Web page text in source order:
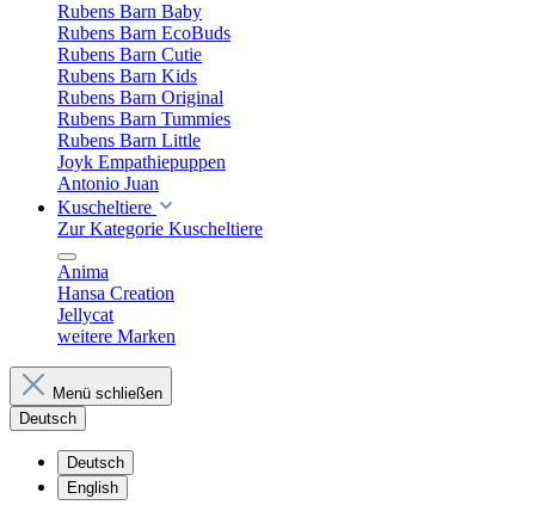
Rubens Barn Baby
Rubens Barn EcoBuds
Rubens Barn Cutie
Rubens Barn Kids
Rubens Barn Original
Rubens Barn Tummies
Rubens Barn Little
Joyk Empathiepuppen
Antonio Juan
Kuscheltiere
Zur Kategorie Kuscheltiere
Anima
Hansa Creation
Jellycat
weitere Marken
Menü schließen
Deutsch
Deutsch
English